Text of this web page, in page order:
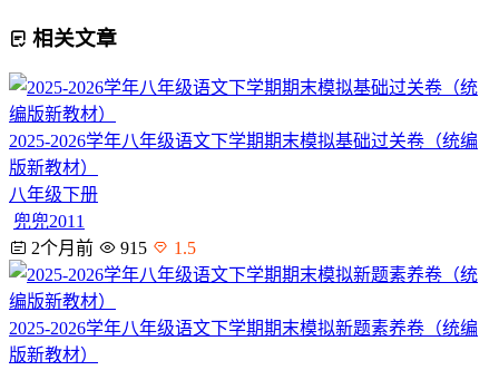
相关文章
2025-2026学年八年级语文下学期期末模拟基础过关卷（统编
版新教材）
八年级下册
兜兜2011
2个月前
915 1.5
2025-2026学年八年级语文下学期期末模拟新题素养卷（统编
版新教材）